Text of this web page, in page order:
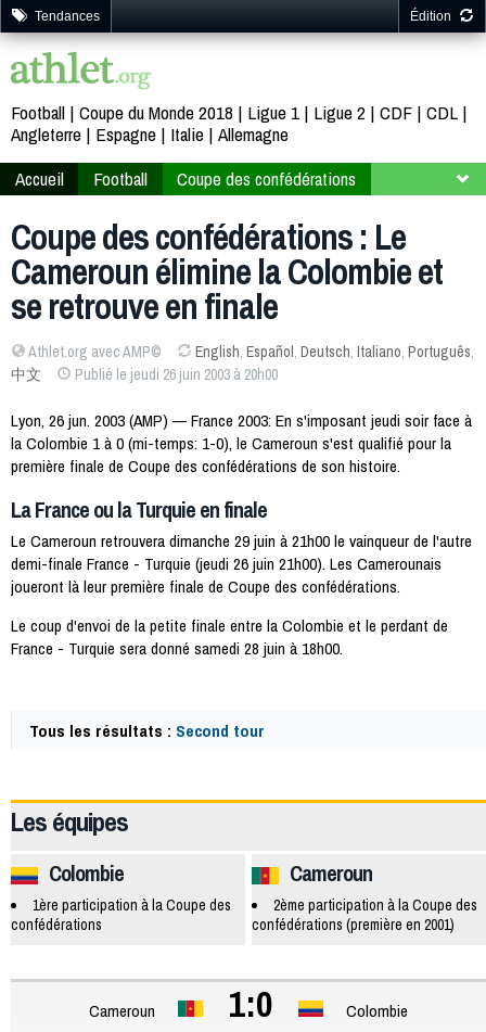
Tendances Édition
Football Coupe du Monde 2018 Ligue 1 Ligue 2 CDF CDL
Angleterre
Espagne Italie Allemagne
Accueil
Football
Coupe des confédérations
Coupe des confédérations : Le
Cameroun élimine la Colombie et
se retrouve en finale
Athlet.org avec AMP© English, Español, Deutsch, Italiano, Português,
中文
Publié le jeudi 26 juin 2003 à 20h00
Lyon, 26 jun. 2003 (AMP) — France 2003: En s'imposant jeudi soir face à
la Colombie 1 à 0 (mi-temps: 1-0), le Cameroun s'est qualifié pour la
première finale de Coupe des confédérations de son histoire.
La France ou la Turquie en finale
Le Cameroun retrouvera dimanche 29 juin à 21h00 le vainqueur de l'autre
demi-finale France - Turquie (jeudi 26 juin 21h00). Les Camerounais
joueront là leur première finale de Coupe des confédérations.
Le coup d'envoi de la petite finale entre la Colombie et le perdant de
France - Turquie sera donné samedi 28 juin à 18h00.
Tous les résultats : Second tour
Les équipes
Cameroun
2ème participation à la Coupe des
confédérations (première en 2001)
Colombie
1ère participation à la Coupe des
confédérations
Cameroun 1:0
Colombie